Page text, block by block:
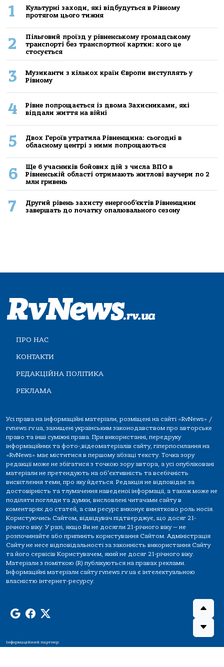
1
Культурні заходи, які відбудуться в Рівному
протягом цього тижня
2
Пільговий проїзд у рівненському громадському
транспорті без транспортної картки: кого це
стосується
3
Музиканти з кількох країн Європи виступлять у
Рівному
4
Рівне попрощається із двома Захисниками, які
віддали життя на війні
5
Двох Героїв утратила Рівненщина: сьогодні в
обласному центрі з ними попрощаються
6
Ще 6 учасників бойових дій з числа ВПО в
Рівненській області отримають житлові ваучери по 2
млн гривень
7
Другий рівень захисту енергооб’єктів Рівненщини
завершать до початку опалювального сезону
ПРО НАС
КОНТАКТИ
РЕДАКЦІЙНА ПОЛІТИКА
РЕКЛАМА
Усі права на інформаційні матеріали, розміщені на сайті «RvNews» /
rvnews.rv.ua, захищені українським законодавством про авторське
право та інші суміжні права. При використанні, передруку
інформаційних та фото-,відеоматеріалів сайту, гіперпосилання на
«RvNews» має міститися в першому абзаці тексту. Точка зору
редакції може не збігатися з точкою зору автора, а усі опубліковані
матеріали не претендують на об'єктивність та всебічність
висвітлення теми, про яку йдеться. Редакція не відповідає за
достовірність та тлумачення наведеної інформації, а також може не
поділяти погляди та думки, висловлені читачами сайту в
коментарях до статей, а сам ресурс виконує винятково роль носія.
Користуючись Сайтом, відвідувач підтверджує, що досяг 21-
річного віку. У разі, якщо Ви не досягли 21-річного віку — не
розпочинайте або припиніть користування Сайтом. Адміністрація
Сайту не несе відповідальності за законність використання Сайту
та його сервісів Користувачем, який не досяг 21-річного віку.
Матеріали з поміткою (R) публікуються на правах реклами.
Інформаційні матеріали сайту rvnews.rv.ua є інтелектуальною
власністю інтернет-ресурсу.
Інформаційний партнер: